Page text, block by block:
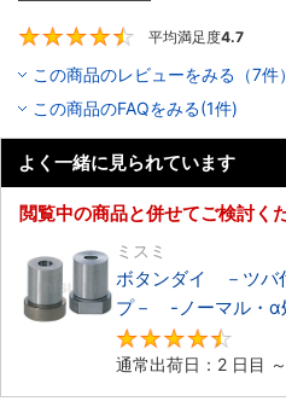
平均満足度4.7
この商品のレビューをみる（7件）
この商品のFAQをみる(1件)
よく一緒に見られています
閲覧中の商品と併せてご検討く
ミスミ
ボタンダイ －ツバ
プ－ -ノーマル・α
通常出荷日：2 日目 ～